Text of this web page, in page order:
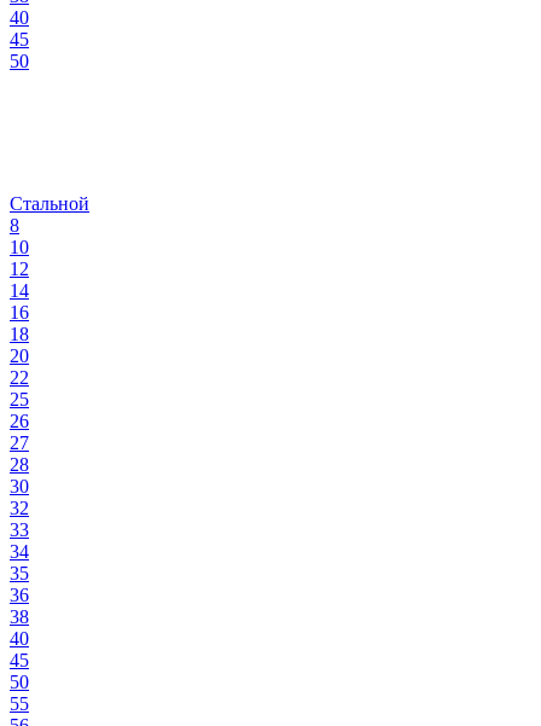
40
45
50
Стальной
8
10
12
14
16
18
20
22
25
26
27
28
30
32
33
34
35
36
38
40
45
50
55